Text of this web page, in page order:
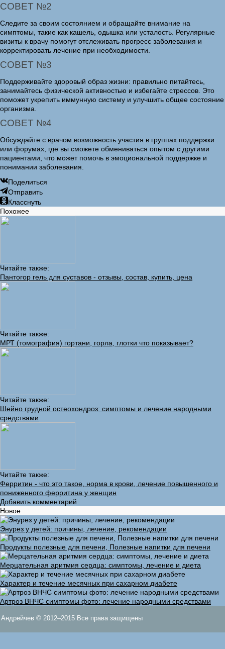
СОВЕТ №2
Следите за своим состоянием и обращайте внимание на
симптомы, такие как кашель, одышка или усталость. Регулярные
визиты к врачу помогут отслеживать прогресс заболевания и
корректировать лечение при необходимости.
СОВЕТ №3
Поддерживайте здоровый образ жизни: правильно питайтесь,
занимайтесь физической активностью и избегайте стрессов. Это
поможет укрепить иммунную систему и улучшить общее состояние
организма.
СОВЕТ №4
Обсуждайте с врачом возможность участия в группах поддержки
или форумах, где вы сможете обмениваться опытом с другими
пациентами, что может помочь в эмоциональной поддержке и
понимании заболевания.
Поделиться
Отправить
Класснуть
Похожее
Читайте также:
Пантогор гель для суставов - отзывы, состав, купить, цена
Читайте также:
МРТ (томография) гортани, горла, глотки что показывает?
Читайте также:
Шейно грудной остеохондроз: симптомы и лечение народными
средствами
Читайте также:
Ферритин - что это такое, норма в крови, лечение повышенного и
пониженного ферритина у женщин
Добавить комментарий
Новое
Энурез у детей: причины, лечение, рекомендации
Продукты полезные для печени, Полезные напитки для печени
Мерцательная аритмия сердца: симптомы, лечение и диета
Характер и течение месячных при сахарном диабете
Артроз ВНЧС симптомы фото: лечение народными средствами
Андрейчев © 2012–2015 Все права защищены